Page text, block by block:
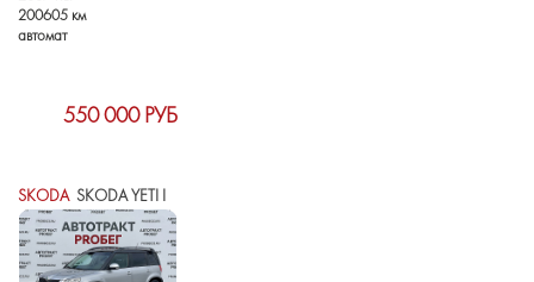
200605 км
автомат
550 000 РУБ
SKODASKODA YETI I